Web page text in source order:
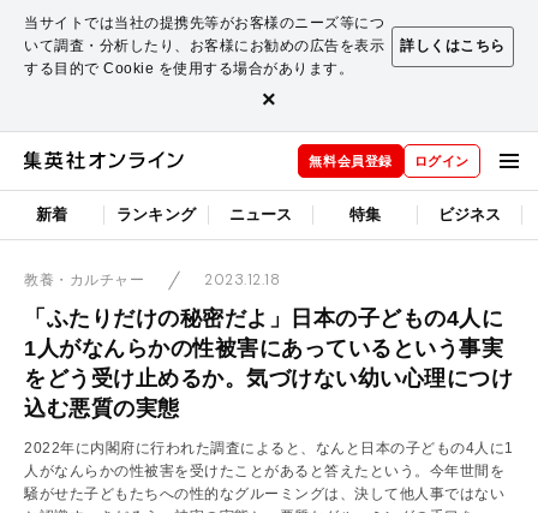
当サイトでは当社の提携先等がお客様のニーズ等につ
いて調査・分析したり、お客様にお勧めの広告を表示
する目的で Cookie を使用する場合があります。
詳しくはこちら
×
無料会員登録 ログイン
新着 ランキング ニュース 特集 ビジネス
教養・カルチャー 2023.12.18
「ふたりだけの秘密だよ」日本の子どもの4人に
1人がなんらかの性被害にあっているという事実
をどう受け止めるか。気づけない幼い心理につけ
込む悪質の実態
2022年に内閣府に行われた調査によると、なんと日本の子どもの4人に1
人がなんらかの性被害を受けたことがあると答えたという。今年世間を
騒がせた子どもたちへの性的なグルーミングは、決して他人事ではない